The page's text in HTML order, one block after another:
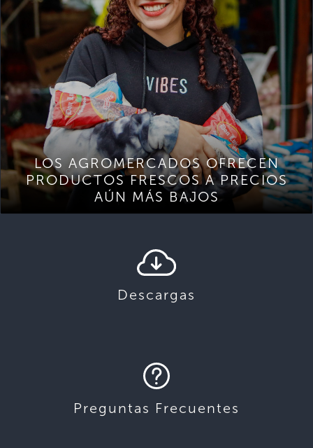
LOS AGROMERCADOS OFRECEN
PRODUCTOS FRESCOS A PRECIOS
AÚN MÁS BAJOS
Descargas
Preguntas Frecuentes